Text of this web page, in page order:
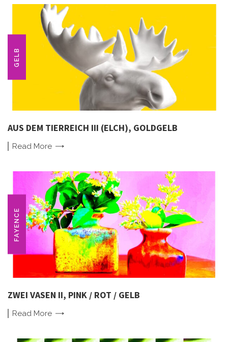
GELB
AUS DEM TIERREICH III (ELCH), GOLDGELB
Read More
FAYENCE
ZWEI VASEN II, PINK / ROT / GELB
Read More